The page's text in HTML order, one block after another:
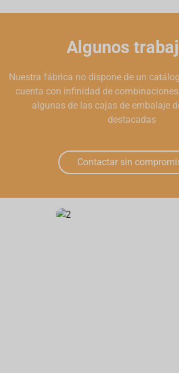
Algunos
Nuestra fábrica no dispone de un
cuenta con infinidad de
algunas de las cajas de embalaje
destacadas
Contactar sin